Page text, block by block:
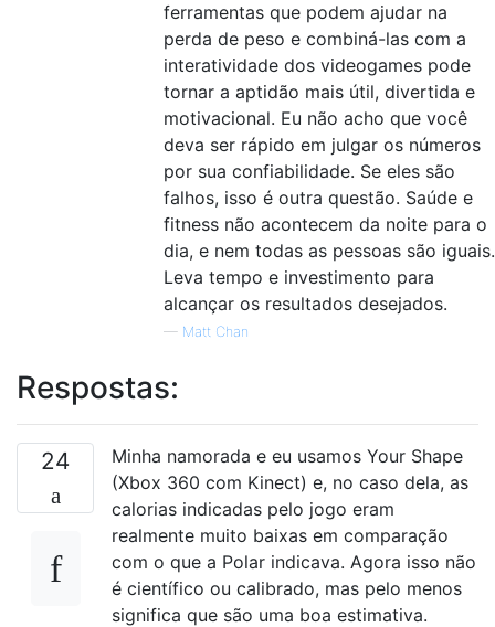
ferramentas que podem ajudar na
perda de peso e combiná-las com a
interatividade dos videogames pode
tornar a aptidão mais útil, divertida e
motivacional. Eu não acho que você
deva ser rápido em julgar os números
por sua confiabilidade. Se eles são
falhos, isso é outra questão. Saúde e
fitness não acontecem da noite para o
dia, e nem todas as pessoas são iguais.
Leva tempo e investimento para
alcançar os resultados desejados.
— Matt Chan
Respostas:
24
Minha namorada e eu usamos Your Shape
(Xbox 360 com Kinect) e, no caso dela, as
calorias indicadas pelo jogo eram
realmente muito baixas em comparação
com o que a Polar indicava. Agora isso não
é científico ou calibrado, mas pelo menos
significa que são uma boa estimativa.